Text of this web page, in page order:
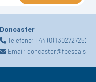
Doncaster
Telefono:+44 (0) 1302727252
Email: